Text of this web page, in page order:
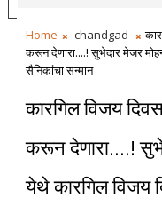
Home chandgad
करून देणारा....! सुभेदार मेजर
सैनिकांचा सन्मान
कारगिल विजय
करून देणारा....!
येथे कारगिल विजय